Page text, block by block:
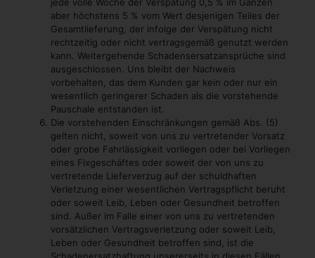
aber höchstens 5 % vom Wert desjenigen Teiles der
Gesamtlieferung, der infolge der Verspätung nicht
rechtzeitig oder nicht vertragsgemäß genutzt werden
kann. Weitergehende Schadensersatzansprüche sind
ausgeschlossen. Uns bleibt der Nachweis
vorbehalten, das dem Kunden gar kein oder nur ein
wesentlich geringerer Schaden als die vorstehende
Pauschale entstanden ist.
Die vorstehenden Einschränkungen gemäß Abs. (5)
gelten nicht, soweit von uns zu vertretender Vorsatz
oder grobe Fahrlässigkeit vorliegen oder bei Vorliegen
eines Fixgeschäftes oder soweit der von uns zu
vertretende Lieferverzug auf der schuldhaften
Verletzung einer wesentlichen Vertragspflicht beruht
oder soweit Leib, Leben oder Gesundheit betroffen
sind. Außer im Falle einer von uns zu vertretenden
vorsätzlichen Vertragsverletzung oder soweit Leib,
Leben oder Gesundheit betroffen sind, ist die